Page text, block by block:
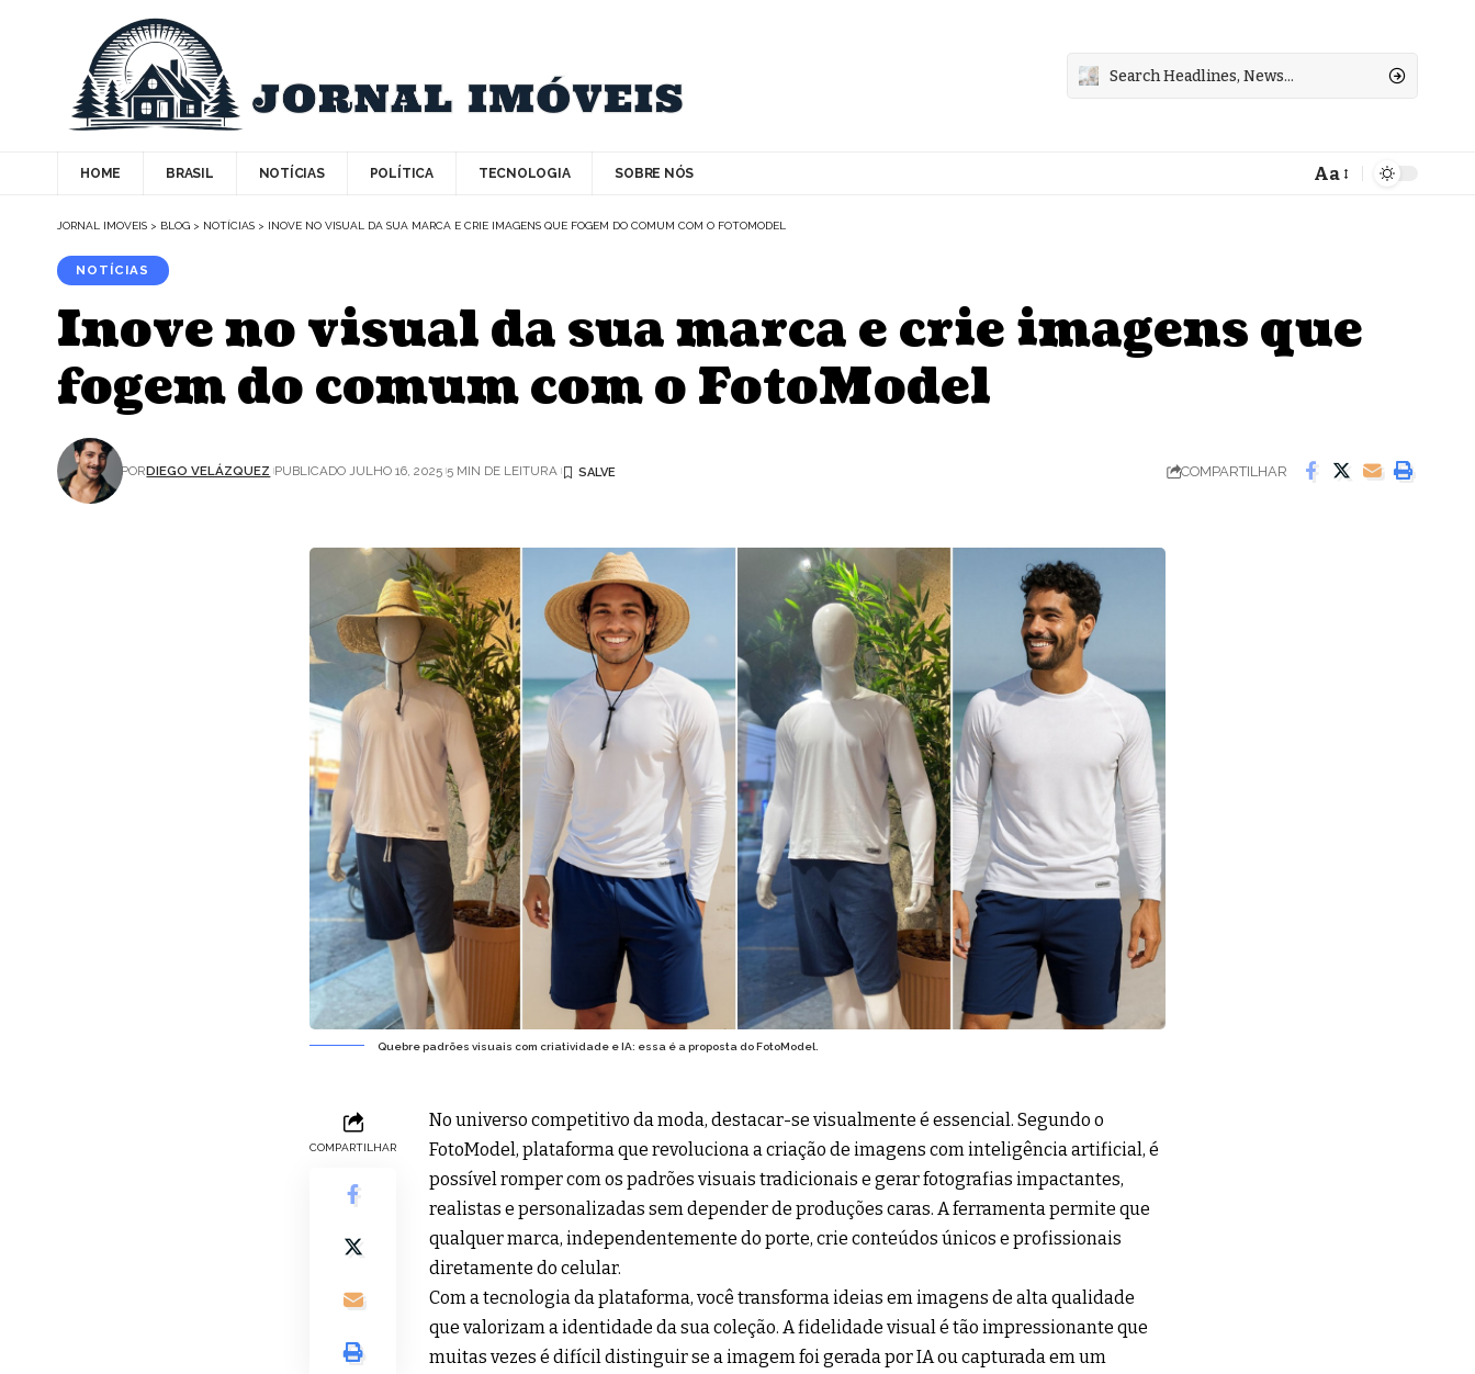
HOME BRASIL NOTÍCIAS POLÍTICA TECNOLOGIA SOBRE NÓS
Font
Aa
JORNAL IMOVEIS > BLOG > NOTÍCIAS > INOVE NO VISUAL DA SUA MARCA E CRIE IMAGENS QUE FOGEM DO COMUM COM O FOTOMODEL
NOTÍCIAS
Inove no visual da sua marca e crie imagens que
fogem do comum com o FotoModel
PORDIEGO VELÁZQUEZ PUBLICADO JULHO 16, 2025 5 MIN DE LEITURA COMPARTILHAR
Quebre padrões visuais com criatividade e IA: essa é a proposta do FotoModel.
COMPARTILHAR
No universo competitivo da moda, destacar-se visualmente é essencial. Segundo o
FotoModel, plataforma que revoluciona a criação de imagens com inteligência artificial, é
possível romper com os padrões visuais tradicionais e gerar fotografias impactantes,
realistas e personalizadas sem depender de produções caras. A ferramenta permite que
qualquer marca, independentemente do porte, crie conteúdos únicos e profissionais
diretamente do celular.
Com a tecnologia da plataforma, você transforma ideias em imagens de alta qualidade
que valorizam a identidade da sua coleção. A fidelidade visual é tão impressionante que
muitas vezes é difícil distinguir se a imagem foi gerada por IA ou capturada em um